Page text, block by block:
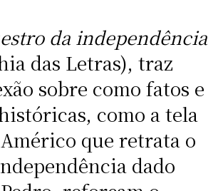
da independência
das Letras), traz
sobre como fatos e
como a tela
que retrata o
dado